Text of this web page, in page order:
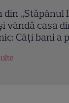
atac la adresa
care a
despre